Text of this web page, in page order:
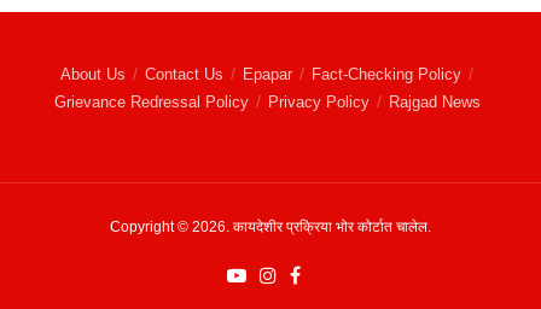
About Us Contact Us Epapar
Fact-Checking Policy
Grievance Redressal Policy
Privacy Policy Rajgad News
Copyright © 2026. कायदेशीर प्रक्रिया भोर कोर्टात चालेल.